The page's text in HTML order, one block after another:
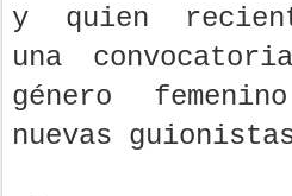
y quien
una
género
nuevas